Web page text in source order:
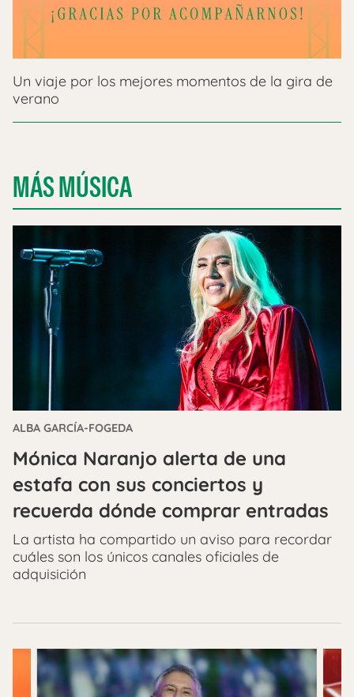
Un viaje por los mejores momentos de la gira de
verano
MÁS MÚSICA
ALBA GARCÍA-FOGEDA
Mónica Naranjo alerta de una
estafa con sus conciertos y
recuerda dónde comprar entradas
La artista ha compartido un aviso para recordar
cuáles son los únicos canales oficiales de
adquisición